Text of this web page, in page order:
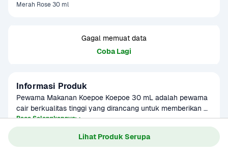
Lihat Produk Serupa
Merah Rose 30 ml
Gagal memuat data
Coba Lagi
Informasi Produk
Pewarna Makanan Koepoe Koepoe 30 mL adalah pewarna
cair berkualitas tinggi yang dirancang untuk memberikan
warna cerah dan konsisten pada berbagai hidangan dan
kue. Tersedia dalam berbagai varian warna seperti merah,
kuning, hijau, dan biru, produk ini cocok digunakan dalam
Baca Selengkapnya
Kategori
Bumbu & Saus
3-8 bulan